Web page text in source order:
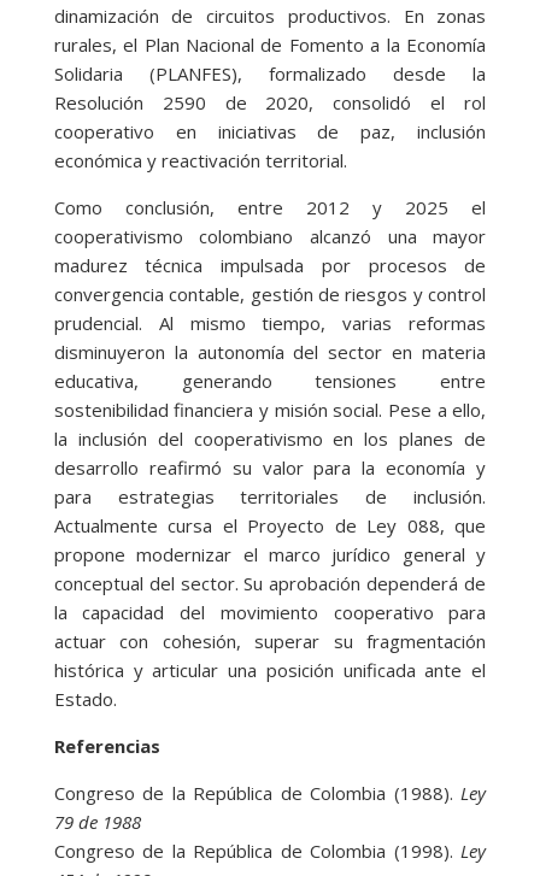
dinamización de circuitos productivos. En zonas
rurales, el Plan Nacional de Fomento a la Economía
Solidaria (PLANFES), formalizado desde la
Resolución 2590 de 2020, consolidó el rol
cooperativo en iniciativas de paz, inclusión
económica y reactivación territorial.
Como conclusión, entre 2012 y 2025 el
cooperativismo colombiano alcanzó una mayor
madurez técnica impulsada por procesos de
convergencia contable, gestión de riesgos y control
prudencial. Al mismo tiempo, varias reformas
disminuyeron la autonomía del sector en materia
educativa, generando tensiones entre
sostenibilidad financiera y misión social. Pese a ello,
la inclusión del cooperativismo en los planes de
desarrollo reafirmó su valor para la economía y
para estrategias territoriales de inclusión.
Actualmente cursa el Proyecto de Ley 088, que
propone modernizar el marco jurídico general y
conceptual del sector. Su aprobación dependerá de
la capacidad del movimiento cooperativo para
actuar con cohesión, superar su fragmentación
histórica y articular una posición unificada ante el
Estado.
Referencias
Congreso de la República de Colombia (1988). Ley
79 de 1988
Congreso de la República de Colombia (1998). Ley